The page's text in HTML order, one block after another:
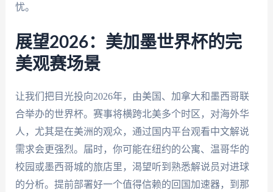
忧。
展望2026：美加墨世界杯的完
美观赛场景
让我们把目光投向2026年，由美国、加拿大和墨西哥联
合举办的世界杯。赛事将横跨北美多个时区，对海外华
人，尤其是在美洲的观众，通过国内平台观看中文解说
需求会更强烈。届时，你可能在纽约的公寓、温哥华的
校园或墨西哥城的旅店里，渴望听到熟悉解说员对进球
的分析。提前部署好一个值得信赖的回国加速器，到那